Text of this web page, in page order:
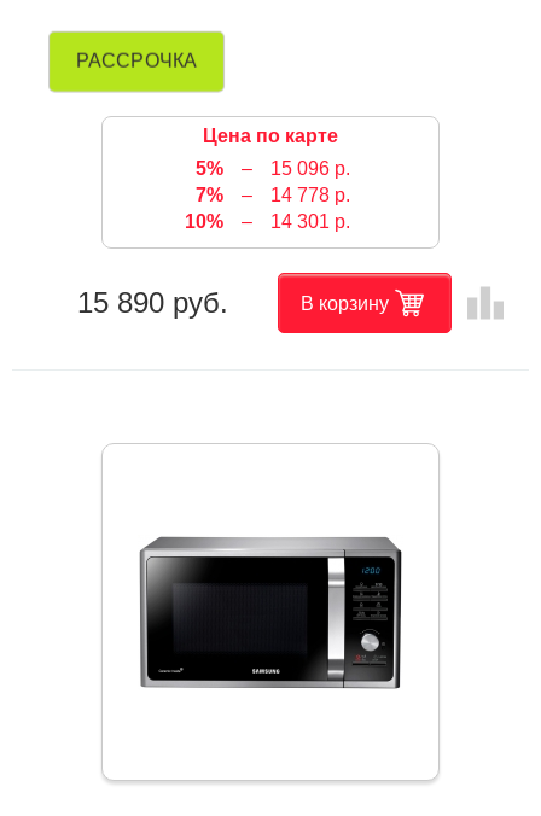
РАССРОЧКА
Цена по карте
5%
–
15 096 р.
7%
–
14 778 р.
10%
– 14 301 р.
15 890 руб. В корзину leaderboard